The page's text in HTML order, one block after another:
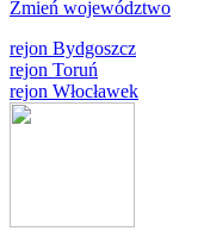
Zmień województwo
rejon Bydgoszcz
rejon Toruń
rejon Włocławek